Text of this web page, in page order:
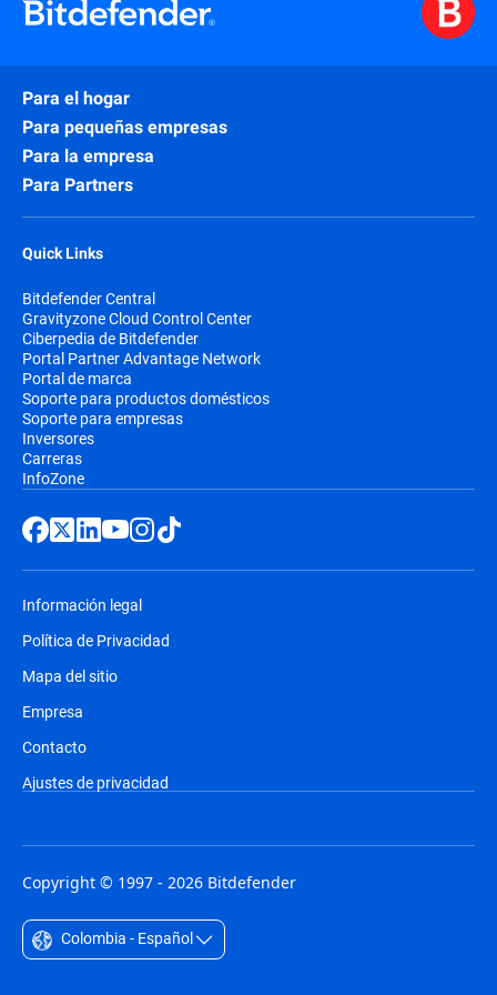
Para el hogar
Para pequeñas empresas
Para la empresa
Para Partners
Quick Links
Bitdefender Central
Gravityzone Cloud Control Center
Ciberpedia de Bitdefender
Portal Partner Advantage Network
Portal de marca
Soporte para productos domésticos
Soporte para empresas
Inversores
Carreras
InfoZone
Información legal
Política de Privacidad
Mapa del sitio
Empresa
Contacto
Ajustes de privacidad
Copyright © 1997 - 2026 Bitdefender
Colombia - Español